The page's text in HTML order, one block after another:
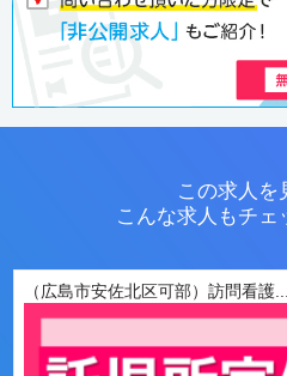
この求人を
こんな求人もチェ
（広島市安佐北区可部）訪問看護...